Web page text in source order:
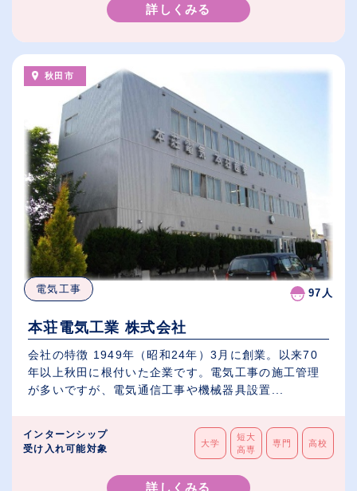
詳しくみる
秋田市
電気工事 97人
本荘電気工業 株式会社
会社の特徴 1949年（昭和24年）3月に創業。以来70
年以上秋田に根付いた企業です。電気工事の施工管理
が多いですが、電気通信工事や機械器具設置...
インターンシップ
受け入れ可能対象
大学
短大
高専
専門 高校
詳しくみる